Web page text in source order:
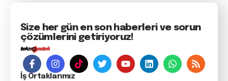
Size her gün en son haberleri ve sorun
çözümlerini getiriyoruz!
İş Ortaklarımız